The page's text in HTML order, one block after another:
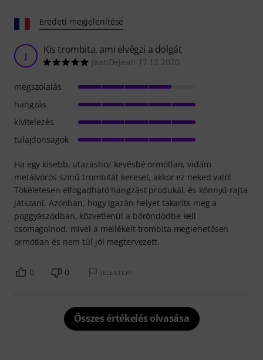
Eredeti megjelenítése
J Kis trombita, ami elvégzi a dolgát
JeanDeJean 17.12.2020
Ha egy kisebb, utazáshoz kevésbé ormótlan, vidám
metálvörös színű trombitát keresel, akkor ez neked való!
Tökéletesen elfogadható hangzást produkál, és könnyű rajta
játszani. Azonban, hogy igazán helyet takaríts meg a
poggyászodban, közvetlenül a bőröndödbe kell
csomagolnod, mivel a mellékelt trombita meglehetősen
ormótlan és nem túl jól megtervezett.
megszólalás
hangzás
kivitelezés
tulajdonsagok
0 0 JELENTEM!
Összes értékelés olvasása